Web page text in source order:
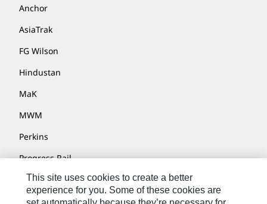
Anchor
AsiaTrak
FG Wilson
Hindustan
MaK
MWM
Perkins
Progress Rail
SEM
Solar Turbines
This site uses cookies to create a better
experience for you. Some of these cookies are